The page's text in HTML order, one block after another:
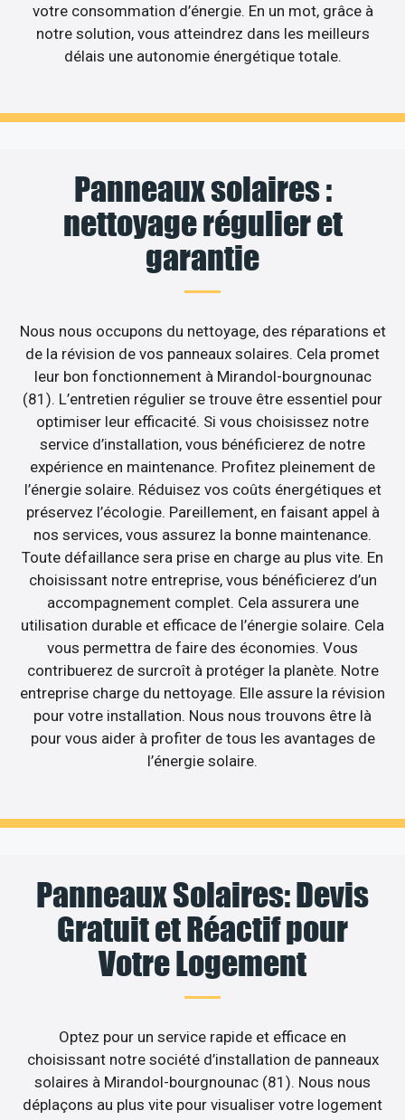
votre consommation d’énergie. En un mot, grâce à
notre solution, vous atteindrez dans les meilleurs
délais une autonomie énergétique totale.
Panneaux solaires :
nettoyage régulier et
garantie
Nous nous occupons du nettoyage, des réparations et
de la révision de vos panneaux solaires. Cela promet
leur bon fonctionnement à Mirandol-bourgnounac
(81). L’entretien régulier se trouve être essentiel pour
optimiser leur efficacité. Si vous choisissez notre
service d’installation, vous bénéficierez de notre
expérience en maintenance. Profitez pleinement de
l’énergie solaire. Réduisez vos coûts énergétiques et
préservez l’écologie. Pareillement, en faisant appel à
nos services, vous assurez la bonne maintenance.
Toute défaillance sera prise en charge au plus vite. En
choisissant notre entreprise, vous bénéficierez d’un
accompagnement complet. Cela assurera une
utilisation durable et efficace de l’énergie solaire. Cela
vous permettra de faire des économies. Vous
contribuerez de surcroît à protéger la planète. Notre
entreprise charge du nettoyage. Elle assure la révision
pour votre installation. Nous nous trouvons être là
pour vous aider à profiter de tous les avantages de
l’énergie solaire.
Panneaux Solaires: Devis
Gratuit et Réactif pour
Votre Logement
Optez pour un service rapide et efficace en
choisissant notre société d’installation de panneaux
solaires à Mirandol-bourgnounac (81). Nous nous
déplaçons au plus vite pour visualiser votre logement